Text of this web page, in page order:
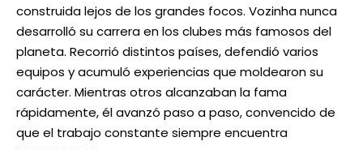
construida lejos de los grandes focos. Vozinha nunca
desarrolló su carrera en los clubes más famosos del
planeta. Recorrió distintos países, defendió varios
equipos y acumuló experiencias que moldearon su
carácter. Mientras otros alcanzaban la fama
rápidamente, él avanzó paso a paso, convencido de
que el trabajo constante siempre encuentra